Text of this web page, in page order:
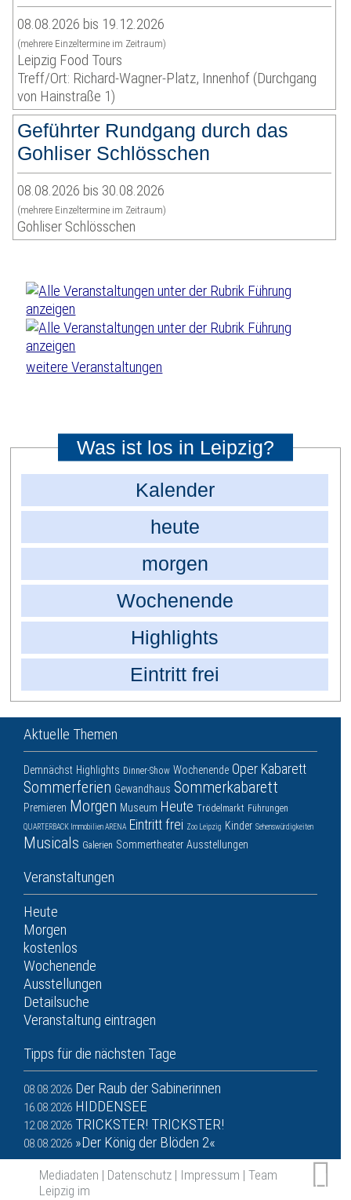
08.08.2026 bis 19.12.2026
(mehrere Einzeltermine im Zeitraum)
Leipzig Food Tours
Treff/Ort: Richard-Wagner-Platz, Innenhof (Durchgang
von Hainstraße 1)
Geführter Rundgang durch das
Gohliser Schlösschen
08.08.2026 bis 30.08.2026
(mehrere Einzeltermine im Zeitraum)
Gohliser Schlösschen
weitere Veranstaltungen
Was ist los in Leipzig?
Kalender
heute
morgen
Wochenende
Highlights
Eintritt frei
Aktuelle Themen
Demnächst Highlights Dinner-Show Wochenende Oper Kabarett
Sommerferien Gewandhaus Sommerkabarett
Premieren Morgen Museum Heute Trödelmarkt Führungen
QUARTERBACK Immobilien ARENA Eintritt frei Zoo Leipzig Kinder Sehenswürdigkeiten
Musicals Galerien Sommertheater Ausstellungen
Veranstaltungen
Heute
Morgen
kostenlos
Wochenende
Ausstellungen
Detailsuche
Veranstaltung eintragen
Tipps für die nächsten Tage
08.08.2026 Der Raub der Sabinerinnen
16.08.2026 HIDDENSEE
12.08.2026 TRICKSTER! TRICKSTER!
08.08.2026 »Der König der Blöden 2«
Mediadaten | Datenschutz | Impressum | Team
Leipzig im